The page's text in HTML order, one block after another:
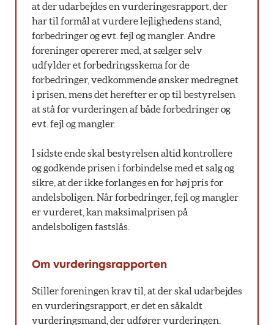
at der udarbejdes en vurderingesrapport, der
har til formål at vurdere lejlighedens stand,
forbedringer og evt. fejl og mangler. Andre
foreninger opererer med, at sælger selv
udfylder et forbedringsskema for de
forbedringer, vedkommende ønsker medregnet
i prisen, mens det herefter er op til bestyrelsen
at stå for vurderingen af både forbedringer og
evt. fejl og mangler.
I sidste ende skal bestyrelsen altid kontrollere
og godkende prisen i forbindelse med et salg og
sikre, at der ikke forlanges en for høj pris for
andelsboligen. Når forbedringer, fejl og mangler
er vurderet, kan maksimalprisen på
andelsboligen fastslås.
Om vurderingsrapporten
Stiller foreningen krav til, at der skal udarbejdes
en vurderingsrapport, er det en såkaldt
vurderingsmand, der udfører vurderingen.